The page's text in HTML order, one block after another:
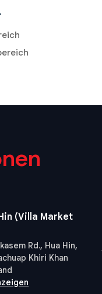
(Villa Market
Rd., Hua Hin,
Khiri Khan